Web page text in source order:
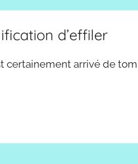
d’effiler
certainement arrivé de